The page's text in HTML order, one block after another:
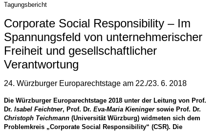
Tagungsbericht
Corporate Social Responsibility – Im
Spannungsfeld von unternehmerischer
Freiheit und gesellschaftlicher
Verantwortung
24. Würzburger Europarechtstage am 22./23. 6. 2018
Die Würzburger Europarechtstage 2018 unter der Leitung von Prof.
Dr. Isabel Feichtner, Prof. Dr. Eva-Maria Kieningersowie Prof. Dr.
Christoph Teichmann (Universität Würzburg) widmeten sich dem
Problemkreis „Corporate Social Responsibility“ (CSR). Die